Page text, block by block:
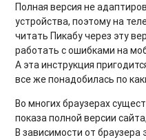
Полная версия не
устройства, поэтому на
читать Пикабу через эту
работать с ошибками на
А эта инструкция
все же понадобилась по
Во многих браузерах
показа полной версии
В зависимости от